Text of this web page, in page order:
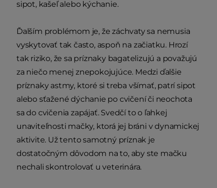
sipot, kašeľ alebo kýchanie.
Ďalším problémom je, že záchvaty sa nemusia
vyskytovať tak často, aspoň na začiatku. Hrozí
tak riziko, že sa príznaky bagatelizujú a považujú
za niečo menej znepokojujúce. Medzi ďalšie
príznaky astmy, ktoré si treba všímať, patrí sipot
alebo sťažené dýchanie po cvičení či neochota
sa do cvičenia zapájať. Svedčí to o ľahkej
unaviteľnosti mačky, ktorá jej bráni v dynamickej
aktivite. Už tento samotný príznak je
dostatočným dôvodom na to, aby ste mačku
nechali skontrolovať u veterinára.